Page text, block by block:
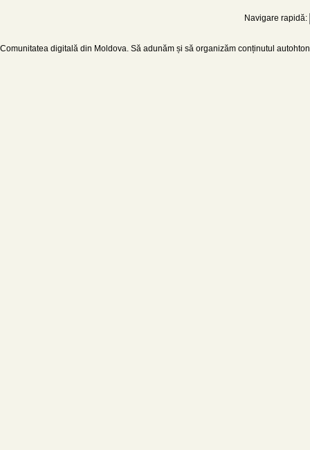
Navigare rapidă:
Comunitatea digitală din Moldova. Să adunăm și să organizăm conținutul